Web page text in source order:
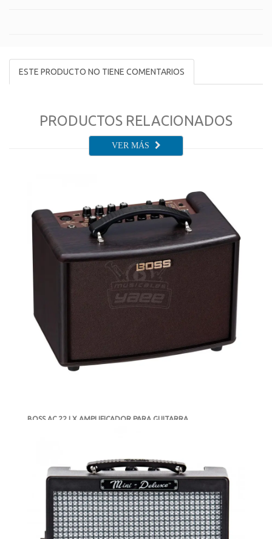
ESTE PRODUCTO NO TIENE COMENTARIOS
PRODUCTOS RELACIONADOS
VER MÁS
BOSS AC 22 LX AMPLIFICADOR PARA GUITARRA
MXN $9,620